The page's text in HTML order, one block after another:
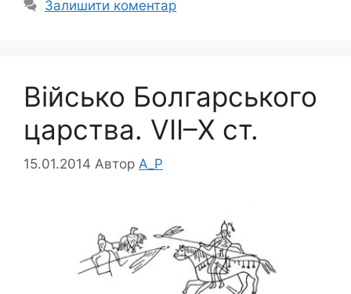
Залишити коментар
Військо Болгарського
царства. VII–Х ст.
15.01.2014 Автор A_P